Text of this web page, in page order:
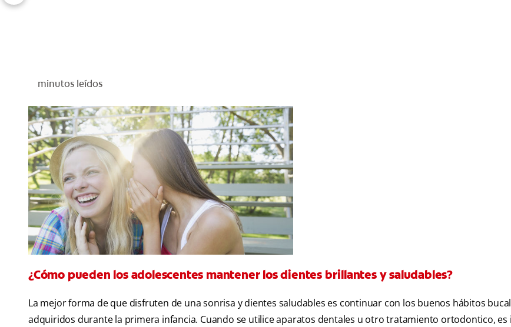
minutos leídos
¿Cómo pueden los adolescentes mantener los dientes brillantes y saludables?
La mejor forma de que disfruten de una sonrisa y dientes saludables es continuar con los buenos hábitos
adquiridos durante la primera infancia. Cuando se utilice aparatos dentales u otro tratamiento ortodontico,